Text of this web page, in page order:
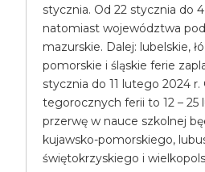
stycznia. Od 22 stycznia do
natomiast województwa
mazurskie. Dalej: lubelskie,
pomorskie i śląskie ferie
stycznia do 11 lutego 2024
tegorocznych ferii to 12 –
przerwę w nauce szkolnej
kujawsko-pomorskiego,
świętokrzyskiego i